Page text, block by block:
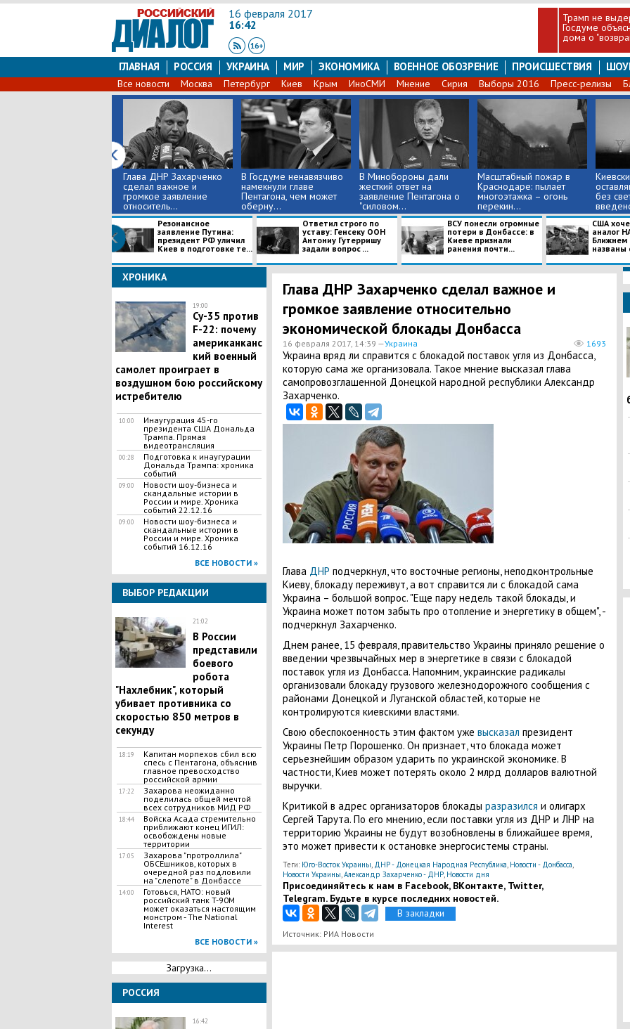
16 февраля 2017
16:42
Трамп не
Госдуме
дома о
ГЛАВНАЯ РОССИЯ УКРАИНА МИР ЭКОНОМИКА ВОЕННОЕ ОБОЗРЕНИЕ ПРОИСШЕСТВИЯ
Все новости Москва Петербург Киев Крым ИноСМИ Мнение Сирия Выборы 2016 Пресс-релизы
Глава ДНР Захарченко
сделал важное и
громкое заявление
относитель...
В Госдуме ненавязчиво
намекнули главе
Пентагона, чем может
оберну...
В Минобороны дали
жесткий ответ на
заявление Пентагона о
"силовом...
Масштабный пожар в
Краснодаре: пылает
многоэтажка – огонь
перекин...
без
Резонансное
заявление Путина:
президент РФ уличил
Киев в подготовке те...
Ответил строго по
уставу: Генсеку ООН
Антониу Гутерришу
задали вопрос ...
ВСУ понесли огромные
потери в Донбассе: в
Киеве признали
ранения почти...
США
аналог
Ближнем
названы
ХРОНИКА
19:00
Су-35 против
F-22: почему
американканс
кий военный
самолет проиграет в
воздушном бою российскому
истребителю
10:00
Инаугурация 45-го
президента США Дональда
Трампа. Прямая
видеотрансляция
00:28
Подготовка к инаугурации
Дональда Трампа: хроника
событий
09:00
Новости шоу-бизнеса и
скандальные истории в
России и мире. Хроника
событий 22.12.16
09:00
Новости шоу-бизнеса и
скандальные истории в
России и мире. Хроника
событий 16.12.16
ВСЕ НОВОСТИ »
ВЫБОР РЕДАКЦИИ
21:02
В России
представили
боевого
робота
"Нахлебник", который
убивает противника со
скоростью 850 метров в
секунду
18:19
Капитан морпехов сбил всю
спесь с Пентагона, объяснив
главное превосходство
российской армии
17:22
Захарова неожиданно
поделилась общей мечтой
всех сотрудников МИД РФ
18:44
Войска Асада стремительно
приближают конец ИГИЛ:
освобождены новые
территории
17:05
Захарова "протроллила"
ОБСЕшников, которых в
очередной раз подловили
на "слепоте" в Донбассе
14:00
Готовься, НАТО: новый
российский танк T-90M
может оказаться настоящим
монстром - The National
Interest
ВСЕ НОВОСТИ »
Загрузка...
РОССИЯ
16:42
Глава ДНР Захарченко сделал важное и
громкое заявление относительно
экономической блокады Донбасса
16 февраля 2017, 14:39 —Украина 1693
​Украина вряд ли справится с блокадой поставок угля из Донбасса,
которую сама же организовала. Такое мнение высказал глава
самопровозглашенной Донецкой народной республики Александр
Захарченко.
Глава ДНР подчеркнул, что восточные регионы, неподконтрольные
Киеву, блокаду переживут, а вот справится ли с блокадой сама
Украина – большой вопрос. "Еще пару недель такой блокады, и
Украина может потом забыть про отопление и энергетику в общем", -
подчеркнул Захарченко.
Днем ранее, 15 февраля, правительство Украины приняло решение о
введении чрезвычайных мер в энергетике в связи с блокадой
поставок угля из Донбасса. Напомним, украинские радикалы
организовали блокаду грузового железнодорожного сообщения с
районами Донецкой и Луганской областей, которые не
контролируются киевскими властями.
Свою обеспокоенность этим фактом уже высказал президент
Украины Петр Порошенко. Он признает, что блокада может
серьезнейшим образом ударить по украинской экономике. В
частности, Киев может потерять около 2 млрд долларов валютной
выручки.
Критикой в адрес организаторов блокады разразился и олигарх
Сергей Тарута. По его мнению, если поставки угля из ДНР и ЛНР на
территорию Украины не будут возобновлены в ближайшее время,
это может привести к остановке энергосистемы страны.
Теги: Юго-Восток Украины, ДНР - Донецкая Народная Республика, Новости - Донбасса,
Новости Украины,Александр Захарченко - ДНР, Новости дня
Присоединяйтесь к нам в Facebook, ВКонтакте, Twitter,
Telegram. Будьте в курсе последних новостей.
В закладки
Источник: РИА Новости